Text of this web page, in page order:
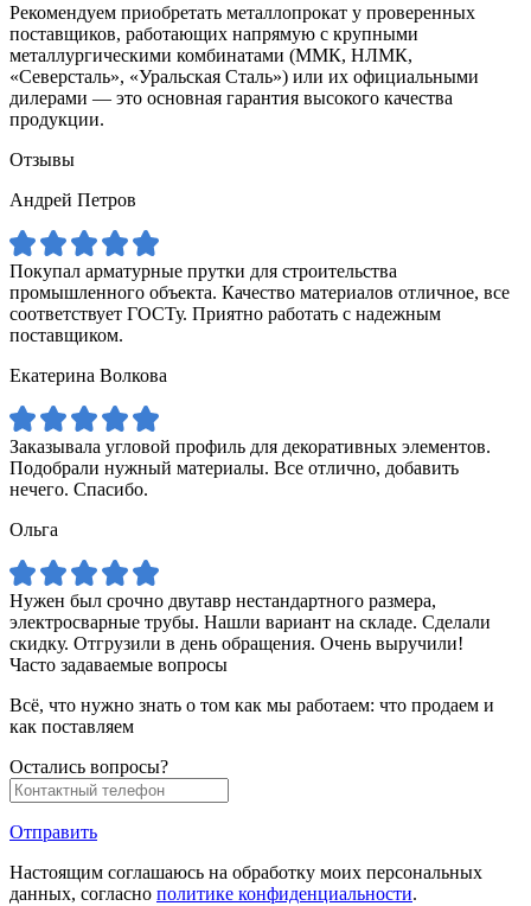
Рекомендуем приобретать металлопрокат у проверенных
поставщиков, работающих напрямую с крупными
металлургическими комбинатами (ММК, НЛМК,
«Северсталь», «Уральская Сталь») или их официальными
дилерами — это основная гарантия высокого качества
продукции.
Отзывы
Андрей Петров
Покупал арматурные прутки для строительства
промышленного объекта. Качество материалов отличное, все
соответствует ГОСТу. Приятно работать с надежным
поставщиком.
Екатерина Волкова
Заказывала угловой профиль для декоративных элементов.
Подобрали нужный материалы. Все отлично, добавить
нечего. Спасибо.
Ольга
Нужен был срочно двутавр нестандартного размера,
электросварные трубы. Нашли вариант на складе. Сделали
скидку. Отгрузили в день обращения. Очень выручили!
Часто задаваемые вопросы
Всё, что нужно знать о том как мы работаем: что продаем и
как поставляем
Остались вопросы?
Отправить
Настоящим соглашаюсь на обработку моих персональных
данных, согласно политике конфиденциальности.